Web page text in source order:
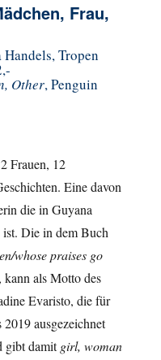
Frau,
Tropen
Other, Penguin
Frauen, 12
Eine davon
die in Guyana
Die in dem Buch
whose praises go
, kann als Motto des
Evaristo, die für
ausgezeichnet
gibt damitgirl, woman